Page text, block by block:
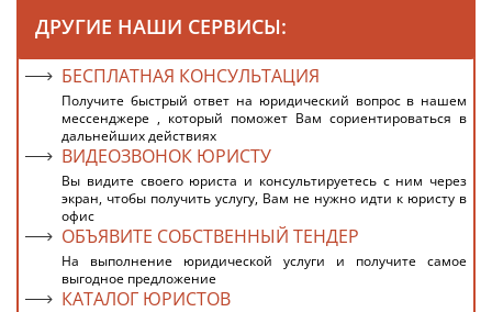
ДРУГИЕ НАШИ СЕРВИСЫ:
БЕСПЛАТНАЯ КОНСУЛЬТАЦИЯ
Получите быстрый ответ на юридический вопрос в нашем
мессенджере , который поможет Вам сориентироваться в
дальнейших действиях
ВИДЕОЗВОНОК ЮРИСТУ
Вы видите своего юриста и консультируетесь с ним через
экран, чтобы получить услугу, Вам не нужно идти к юристу в
офис
ОБЪЯВИТЕ СОБСТВЕННЫЙ ТЕНДЕР
На выполнение юридической услуги и получите самое
выгодное предложение
КАТАЛОГ ЮРИСТОВ